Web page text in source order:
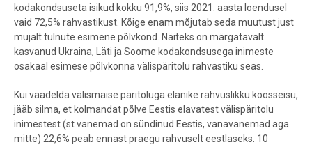
kodakondsuseta isikud kokku 91,9%, siis 2021. aasta loendusel
vaid 72,5% rahvastikust. Kõige enam mõjutab seda muutust just
mujalt tulnute esimene põlvkond. Näiteks on märgatavalt
kasvanud Ukraina, Läti ja Soome kodakondsusega inimeste
osakaal esimese põlvkonna välispäritolu rahvastiku seas.
Kui vaadelda välismaise päritoluga elanike rahvuslikku koosseisu,
jääb silma, et kolmandat põlve Eestis elavatest välispäritolu
inimestest (st vanemad on sündinud Eestis, vanavanemad aga
mitte) 22,6% peab ennast praegu rahvuselt eestlaseks. 10